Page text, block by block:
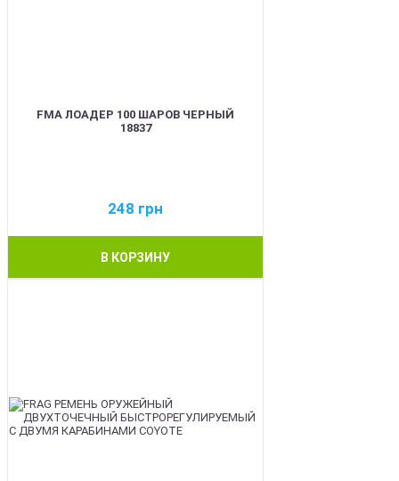
FMA ЛОАДЕР 100 ШАРОВ ЧЕРНЫЙ
18837
248 грн
В КОРЗИНУ